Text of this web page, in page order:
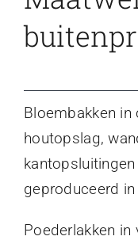
Bloembakken in
houtopslag,
geproduceerd
Poederlakken in